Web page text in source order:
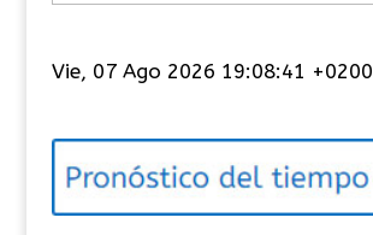
e
o
í
Vie, 07 Ago 2026 19:08:41 +0200